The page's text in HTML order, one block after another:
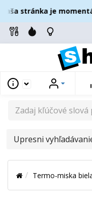
stránka je
UPRESNI
V
KATEGÓRIÁCH
Termo-miska